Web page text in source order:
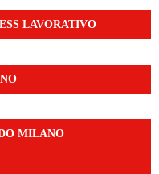
LAVORATIVO
MILANO